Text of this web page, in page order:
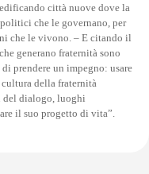
città nuove dove la
che le governano, per
che le vivono. – E citando il
generano fraternità sono
prendere un impegno: usare
della fraternità
del dialogo, luoghi
il suo progetto di vita”.